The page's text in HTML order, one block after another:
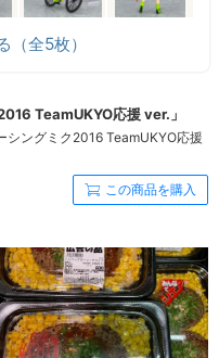
（全5枚）
TeamUKYO応援 ver.」
シングミク2016 TeamUKYO応援
この商品を購入